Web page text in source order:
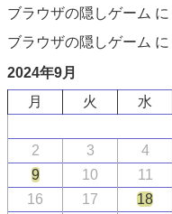
ブラウザの隠しゲーム に
ブラウザの隠しゲーム に
2024年9月
月
火 水
2
3 4
9
10 11
16
17 18